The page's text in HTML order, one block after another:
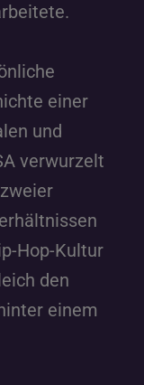
einer
und
verwurzelt
Hop-Kultur
den
einem